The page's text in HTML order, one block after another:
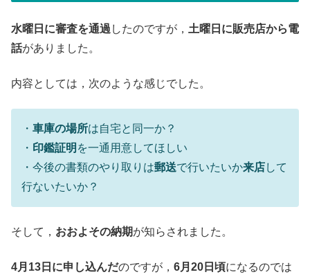
水曜日に審査を通過 したのですが， 土曜日に販売店から電
話がありました。
内容としては，次のような感じでした。
・ 車庫の場所は自宅と同一か？
・ 印鑑証明 を一通用意してほしい
・今後の書類のやり取りは郵送で行いたいか来店して
行ないたいか？
そして， おおよその納期が知らされました。
4月13日に申し込んだのですが， 6月20日頃になるのでは